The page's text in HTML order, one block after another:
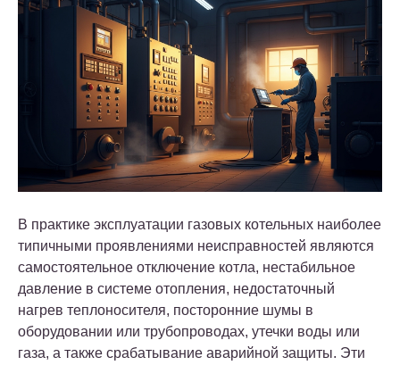
В практике эксплуатации газовых котельных наиболее
типичными проявлениями неисправностей являются
самостоятельное отключение котла, нестабильное
давление в системе отопления, недостаточный
нагрев теплоносителя, посторонние шумы в
оборудовании или трубопроводах, утечки воды или
газа, а также срабатывание аварийной защиты. Эти